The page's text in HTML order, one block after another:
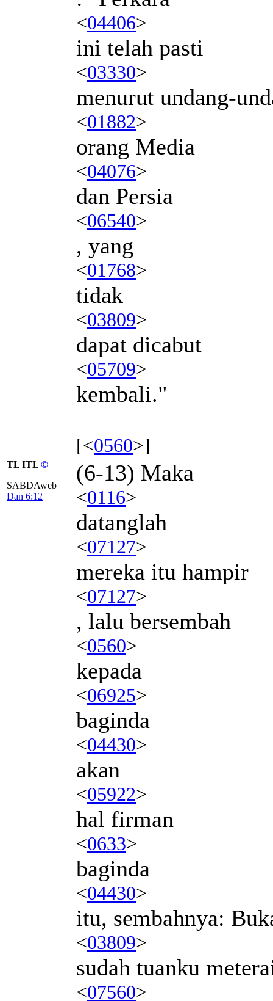
<04406>
ini telah pasti
<03330>
menurut undang-
<01882>
orang Media
<04076>
dan Persia
<06540>
, yang
<01768>
tidak
<03809>
dapat dicabut
<05709>
kembali."
[<0560>]
TL ITL ©
SABDAweb
Dan 6:12
(6-13) Maka
<0116>
datanglah
<07127>
mereka itu hampir
<07127>
, lalu bersembah
<0560>
kepada
<06925>
baginda
<04430>
akan
<05922>
hal firman
<0633>
baginda
<04430>
itu, sembahnya:
<03809>
sudah tuanku
<07560>